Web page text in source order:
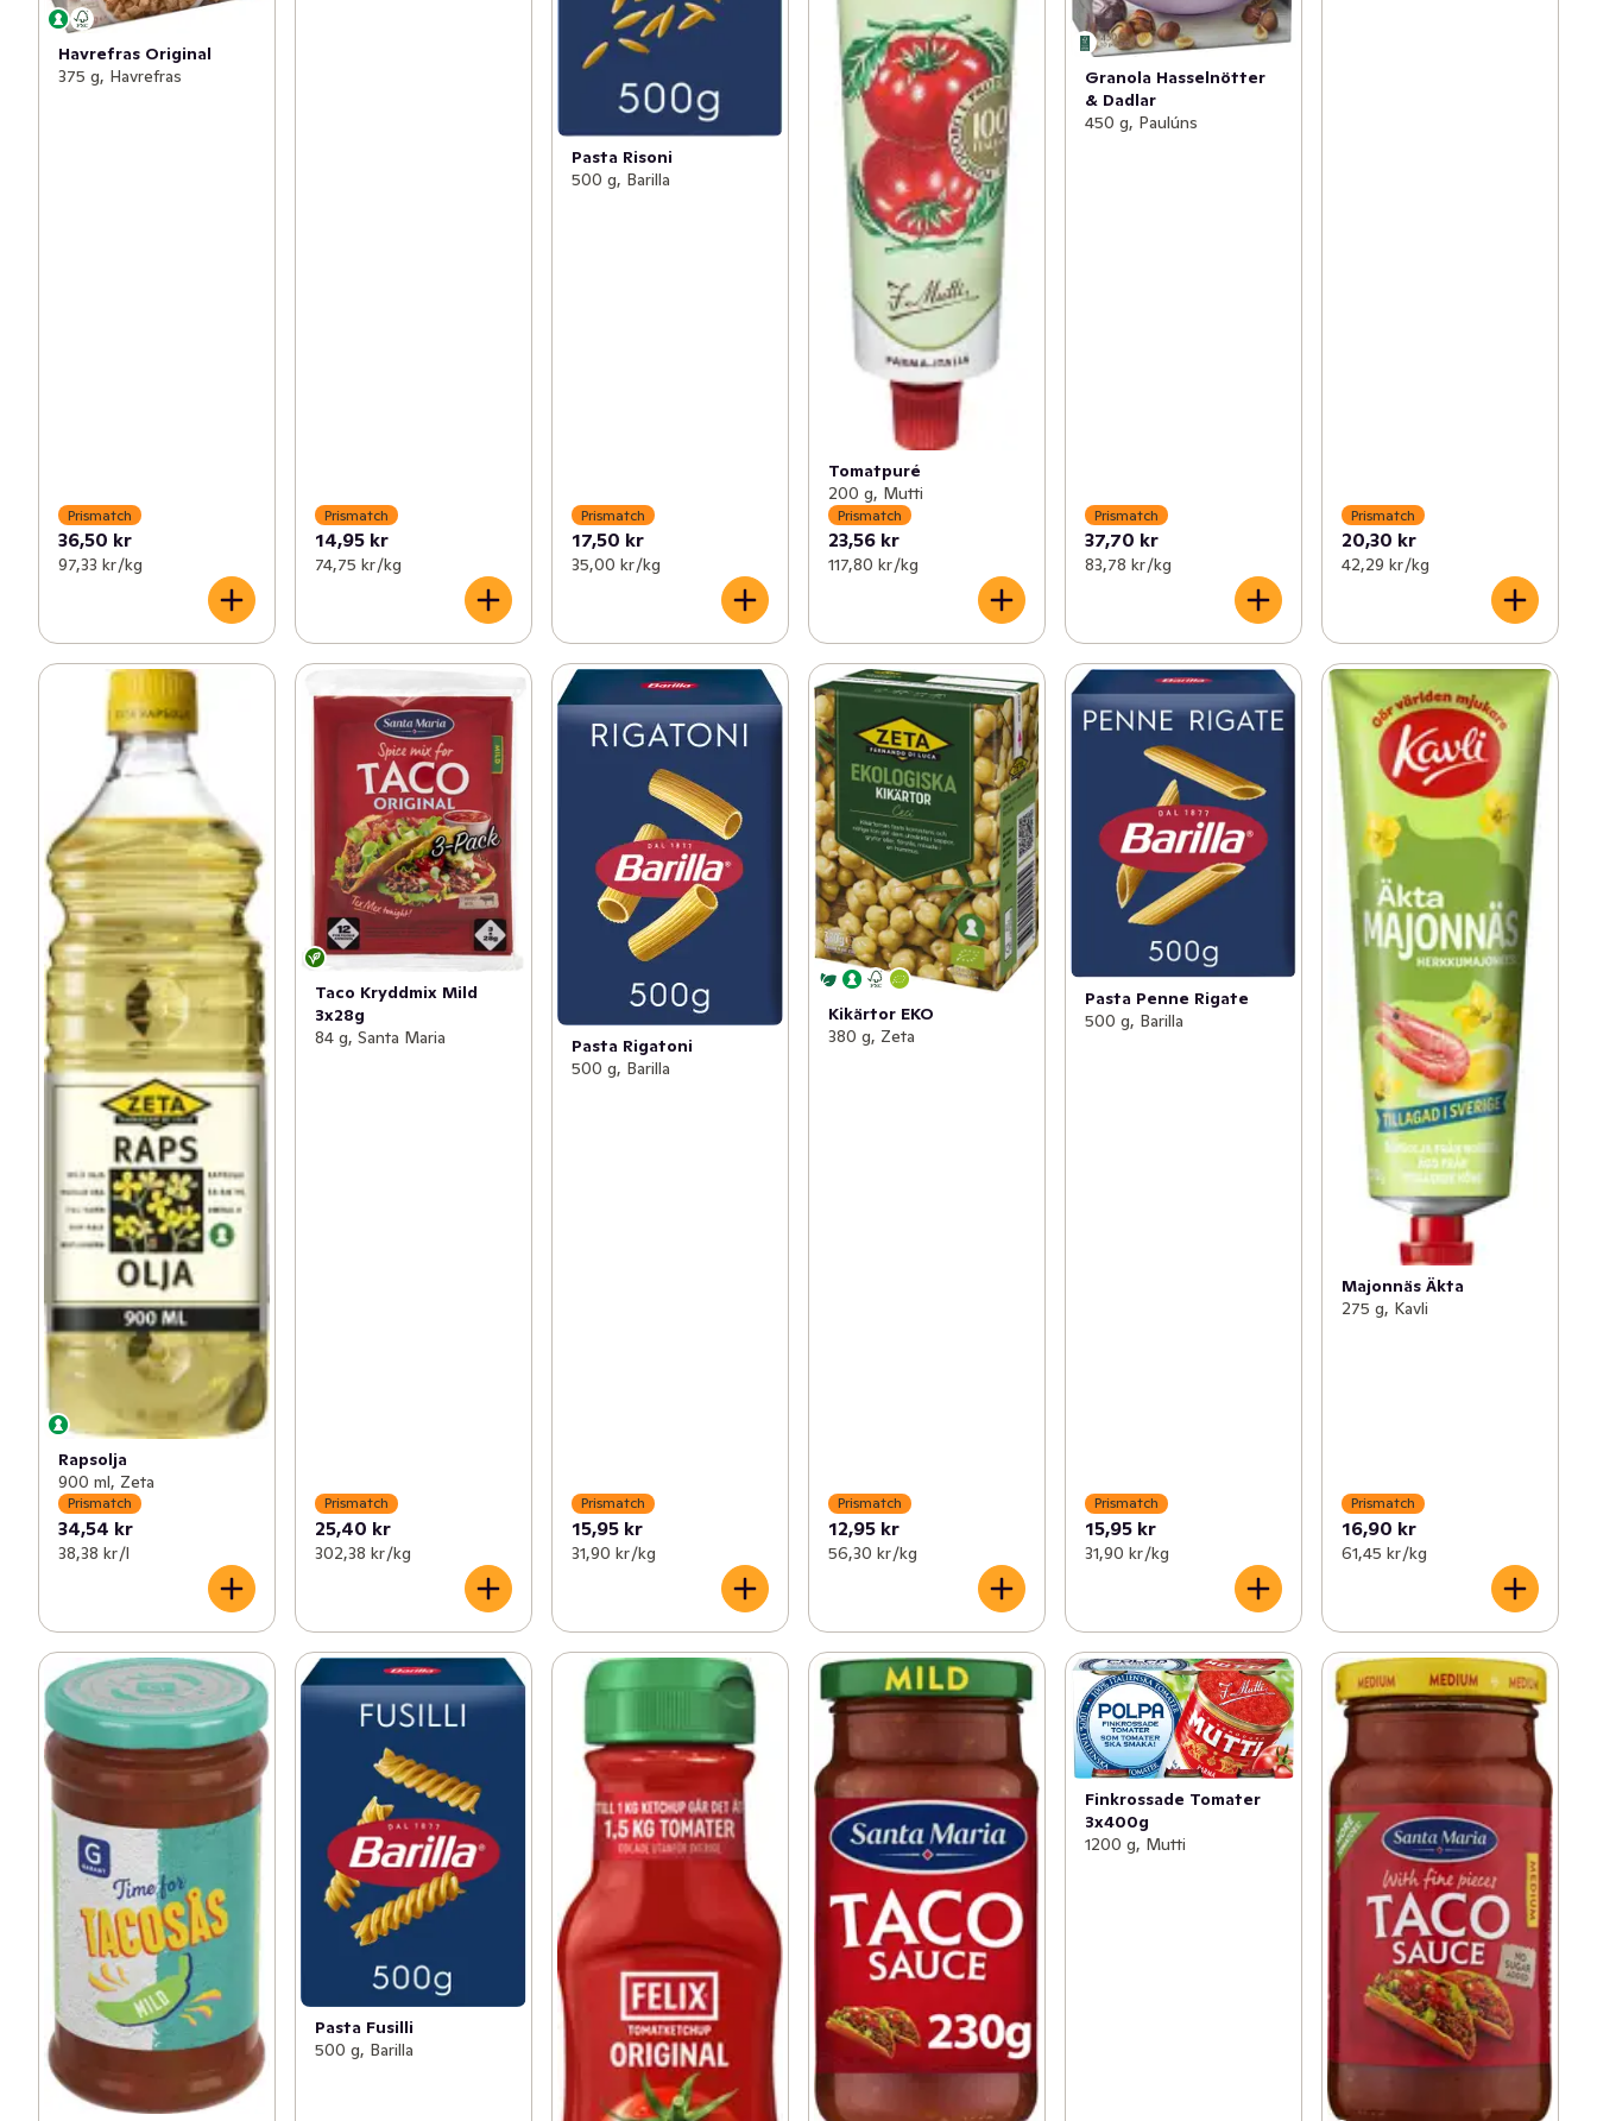
Havrefras Original
375 g, Havrefras
Prismatch
36,50 kr
97,33 kr /kg
Prismatch
14,95 kr
74,75 kr /kg
Pasta Risoni
500 g, Barilla
Prismatch
17,50 kr
35,00 kr /kg
Tomatpuré
200 g, Mutti
Prismatch
23,56 kr
117,80 kr /kg
Granola Hasselnötter
& Dadlar
450 g, Paulúns
Prismatch
37,70 kr
83,78 kr /kg
Prismatch
20,30 kr
42,29 kr /kg
Rapsolja
900 ml, Zeta
Prismatch
34,54 kr
38,38 kr /l
Taco Kryddmix Mild
3x28g
84 g, Santa Maria
Prismatch
25,40 kr
302,38 kr /kg
Pasta Rigatoni
500 g, Barilla
Prismatch
15,95 kr
31,90 kr /kg
Kikärtor EKO
380 g, Zeta
Prismatch
12,95 kr
56,30 kr /kg
Pasta Penne Rigate
500 g, Barilla
Prismatch
15,95 kr
31,90 kr /kg
Majonnäs Äkta
275 g, Kavli
Prismatch
16,90 kr
61,45 kr /kg
Pasta Fusilli
500 g, Barilla
Finkrossade Tomater
3x400g
1200 g, Mutti